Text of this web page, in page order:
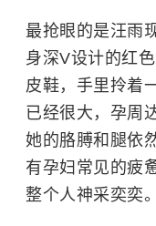
最抢眼的是汪雨
身深V设计的红
皮鞋，手里拎着
已经很大，孕周
她的胳膊和腿依
有孕妇常见的疲
整个人神采奕奕。